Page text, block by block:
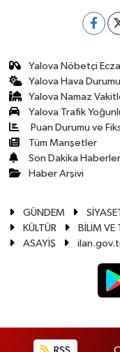
Yalova Nöbetçi
Yalova Hava Durumu
Yalova Namaz
Yalova Trafik
Puan Durumu ve
Tüm Manşetler
Son Dakika
Haber Arşivi
GÜNDEM
KÜLTÜR
BİLİM VE
ASAYİŞ